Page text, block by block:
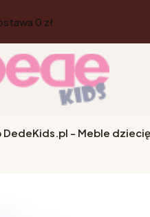
0 zł
DedeKids.pl - Meble